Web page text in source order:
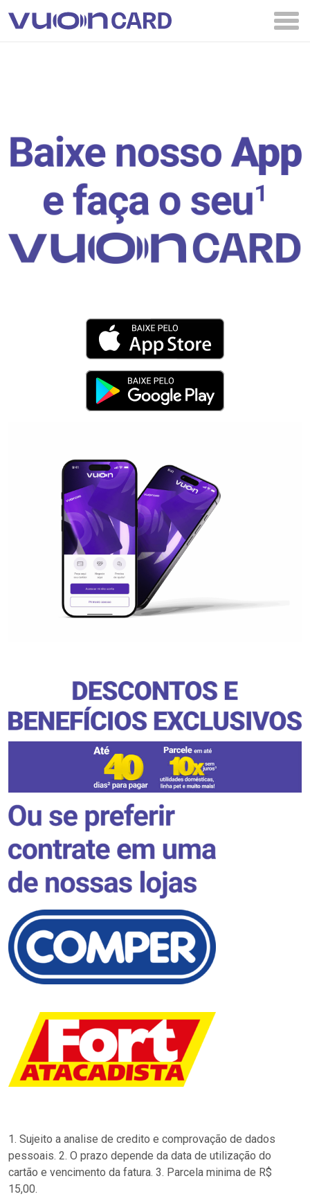
1. Sujeito a analise de credito e comprovação de dados
pessoais. 2. O prazo depende da data de utilização do
cartão e vencimento da fatura. 3. Parcela minima de R$
15,00.